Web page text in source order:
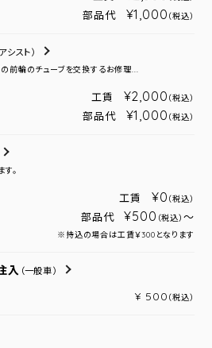
部品代 ¥1,000 （税込）
シスト）
前輪のチューブを交換するお修理...
工賃 ¥2,000 （税込）
部品代 ¥1,000 （税込）
。
工賃 ¥0 （税込）
部品代 ¥500 （税込） ～
※持込の場合は工賃￥300となります
入 （一般車）
¥ 500 （税込）